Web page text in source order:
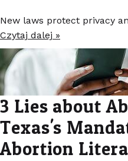
New laws protect privacy
Czytaj dalej »
3 Lies about
Texas's
Abortion